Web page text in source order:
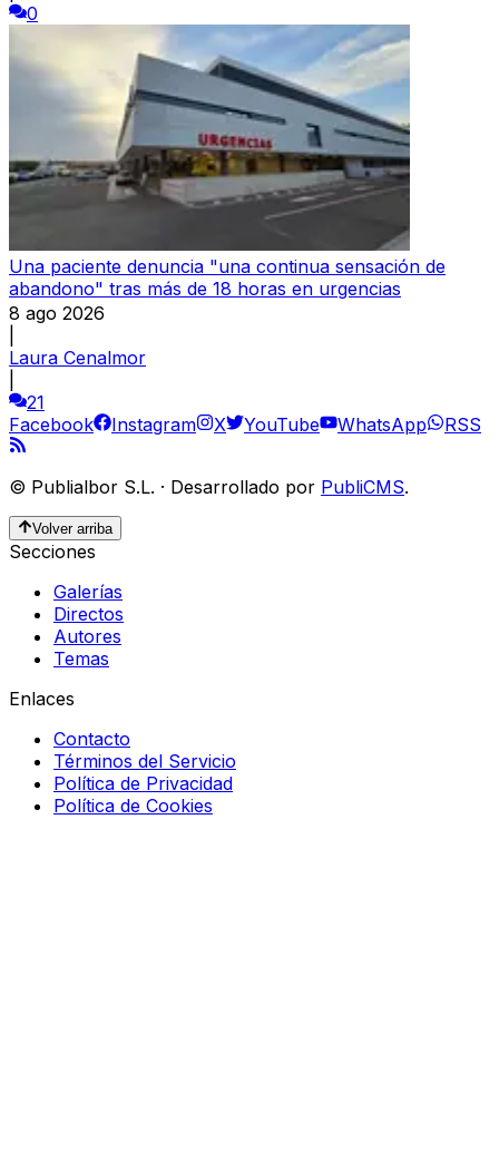
0
Una paciente denuncia "una continua sensación de
abandono" tras más de 18 horas en urgencias
8 ago 2026
Laura Cenalmor
21
Facebook
Instagram X YouTube WhatsApp RSS
© Publialbor S.L. · Desarrollado por PubliCMS.
Volver arriba
Secciones
Galerías
Directos
Autores
Temas
Enlaces
Contacto
Términos del Servicio
Política de Privacidad
Política de Cookies